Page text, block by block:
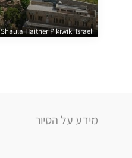
Shaula Haitner Pikiwiki Israel
מידע על הסיור